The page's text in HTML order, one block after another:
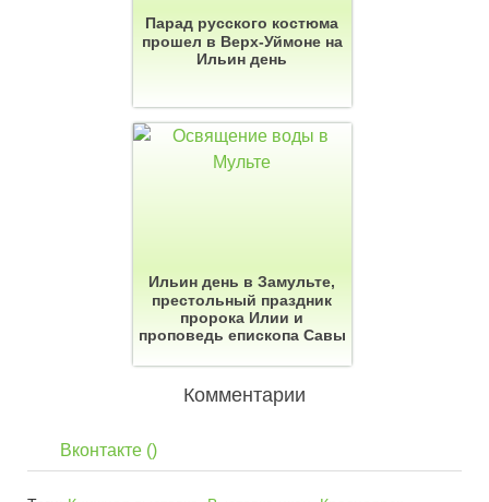
Парад русского костюма
прошел в Верх-Уймоне на
Ильин день
Ильин день в Замульте,
престольный праздник
пророка Илии и
проповедь епископа Савы
Комментарии
Вконтакте ()